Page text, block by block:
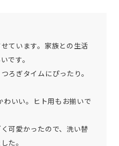
ています。家族との生活
です。
ろぎタイムにぴったり。
わいい。ヒト用もお揃いで
可愛かったので、洗い替
た。